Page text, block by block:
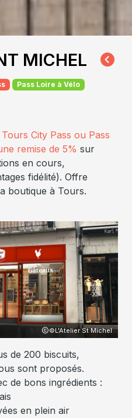
MICHEL
Pass Loire à Vélo
Tours City Pass ou Pass
remise de 5% sur
en cours,
fidélité). Offre
boutique à Tours.
©L'Atelier St Michel
de 200 biscuits,
sont proposés.
de bons ingrédients :
en plein air